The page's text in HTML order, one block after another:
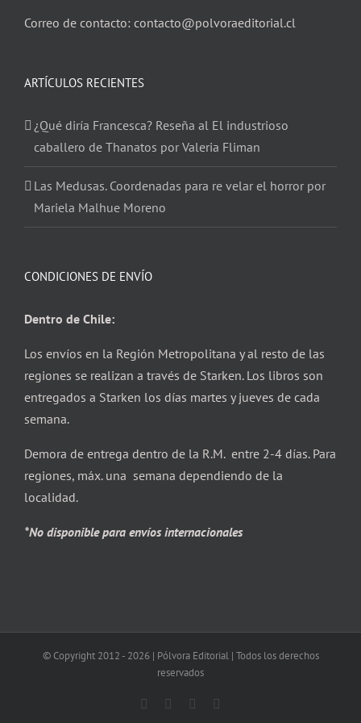
Correo de contacto: contacto@polvoraeditorial.cl
ARTÍCULOS RECIENTES
¿Qué diría Francesca? Reseña al El industrioso
caballero de Thanatos por Valeria Fliman
Las Medusas. Coordenadas para re velar el horror por
Mariela Malhue Moreno
CONDICIONES DE ENVÍO
Dentro de Chile:
Los envíos en la Región Metropolitana y al resto de las
regiones se realizan a través de Starken. Los libros son
entregados a Starken los días martes y jueves de cada
semana.
Demora de entrega dentro de la R.M. entre 2-4 días. Para
regiones, máx. una semana dependiendo de la
localidad.
*No disponible para envíos internacionales
© Copyright 2012 - 2026 | Pólvora Editorial | Todos los derechos
reservados
Facebook Instagram